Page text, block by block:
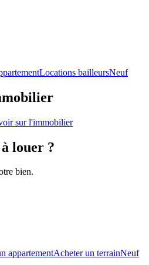
Locations bailleursNeuf
sur l'immobilier
louer ?
bien.
appartementAcheter un terrainNeuf